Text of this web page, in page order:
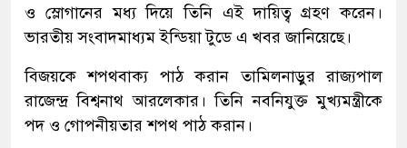
ও স্লোগানের মধ্য দিয়ে তিনি এই দায়িত্ব গ্রহণ করেন।
ভারতীয় সংবাদমাধ্যম ইন্ডিয়া টুডে এ খবর জানিয়েছে।
বিজয়কে শপথবাক্য পাঠ করান তামিলনাড়ুর রাজ্যপাল
রাজেন্দ্র বিশ্বনাথ আরলেকার। তিনি নবনিযুক্ত মুখ্যমন্ত্রীকে
পদ ও গোপনীয়তার শপথ পাঠ করান।